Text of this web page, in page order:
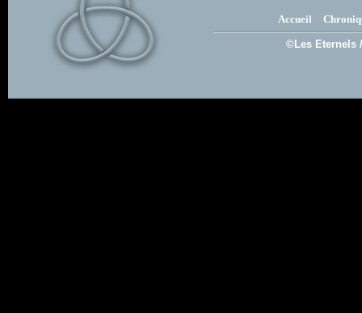
Accueil
©Les Eternels